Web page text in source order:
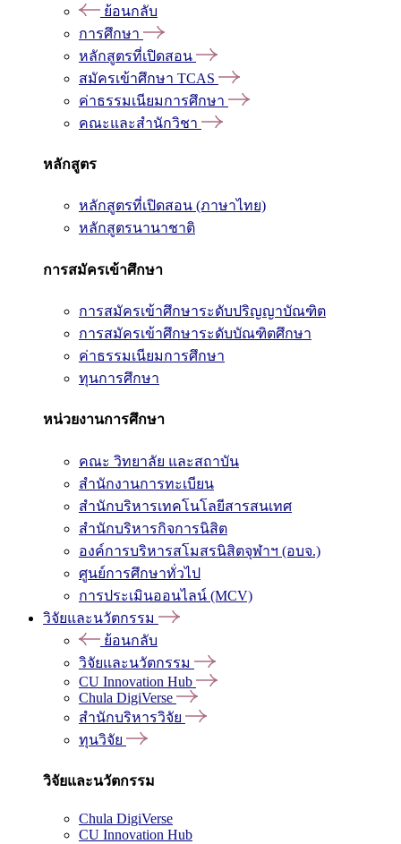
ย้อนกลับ
การศึกษา
หลักสูตรที่เปิดสอน
สมัครเข้าศึกษา TCAS
ค่าธรรมเนียมการศึกษา
คณะและสำนักวิชา
หลักสูตร
หลักสูตรที่เปิดสอน (ภาษาไทย)
หลักสูตรนานาชาติ
การสมัครเข้าศึกษา
การสมัครเข้าศึกษาระดับปริญญาบัณฑิต
การสมัครเข้าศึกษาระดับบัณฑิตศึกษา
ค่าธรรมเนียมการศึกษา
ทุนการศึกษา
หน่วยงานการศึกษา
คณะ วิทยาลัย และสถาบัน
สำนักงานการทะเบียน
สำนักบริหารเทคโนโลยีสารสนเทศ
สำนักบริหารกิจการนิสิต
องค์การบริหารสโมสรนิสิตจุฬาฯ (อบจ.)
ศูนย์การศึกษาทั่วไป
การประเมินออนไลน์ (MCV)
วิจัยและนวัตกรรม
ย้อนกลับ
วิจัยและนวัตกรรม
CU Innovation Hub
Chula DigiVerse
สำนักบริหารวิจัย
ทุนวิจัย
วิจัยและนวัตกรรม
Chula DigiVerse
CU Innovation Hub